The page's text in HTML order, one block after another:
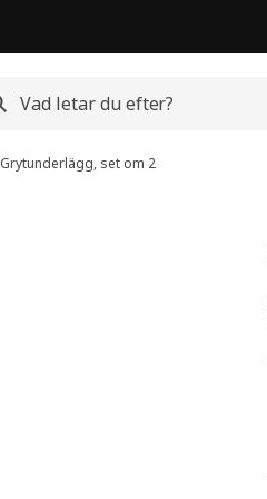
Grytunderlägg, set om 2